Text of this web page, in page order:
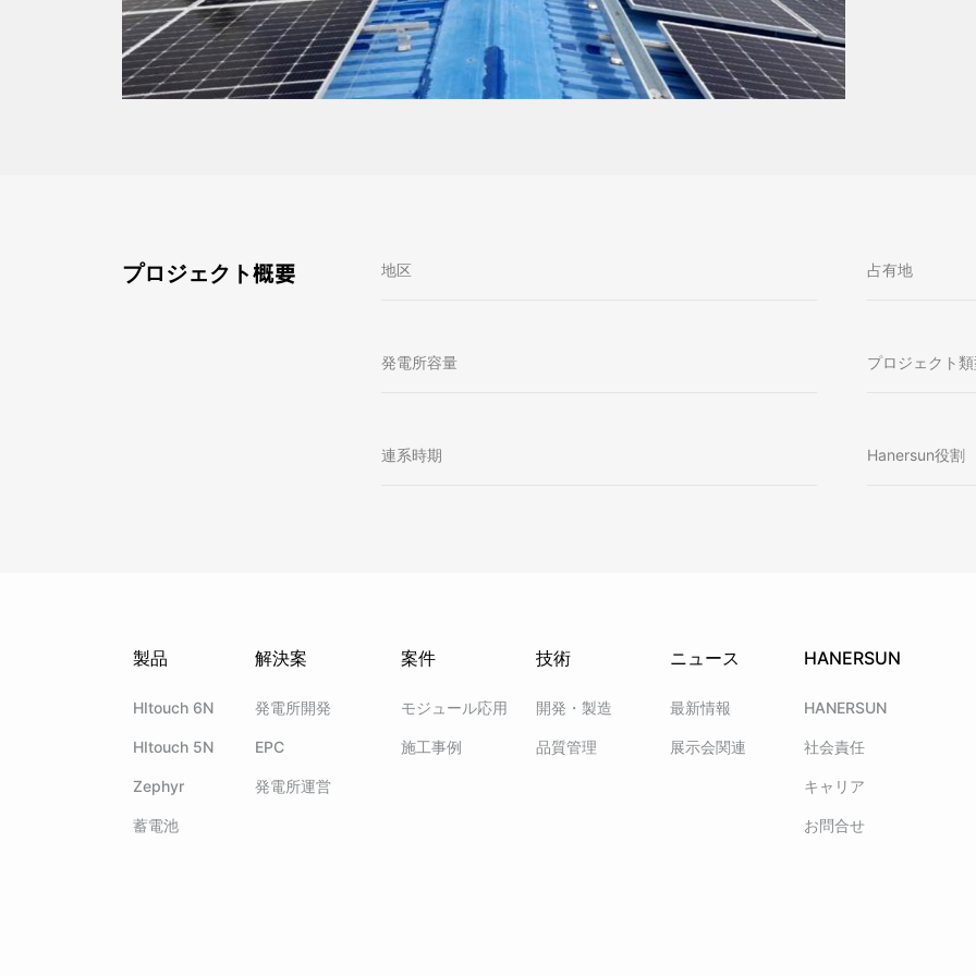
プロジェクト概要 地区 占有地
発電所容量 プロジェクト
連系時期 Hanersun役割
製品
HItouch 6N
HItouch 5N
Zephyr
蓄電池
解決案
発電所開発
EPC
発電所運営
案件
モジュール応用
施工事例
技術
開発・製造
品質管理
ニュース
最新情報
展示会関連
HANERSUN
HANERSUN
社会責任
キャリア
お問合せ